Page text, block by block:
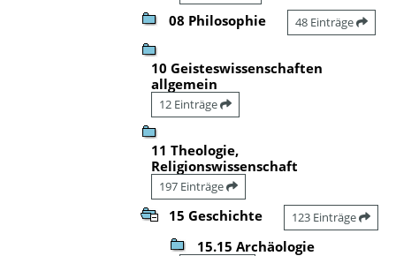
08 Philosophie 48 Einträge
10 Geisteswissenschaften
allgemein
12 Einträge
11 Theologie,
Religionswissenschaft
197 Einträge
15 Geschichte 123 Einträge
15.15 Archäologie